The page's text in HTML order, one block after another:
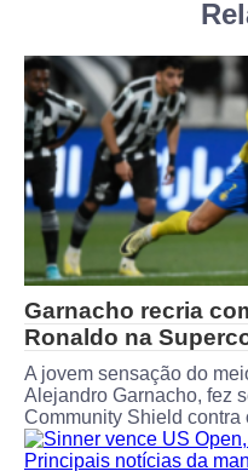
Garnacho recria
Ronaldo na
A jovem sensação do
Alejandro Garnacho, fez
Community Shield contra